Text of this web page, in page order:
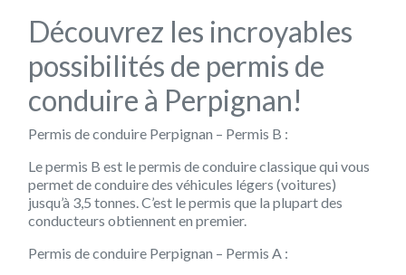
Découvrez les incroyables
possibilités de permis de
conduire à Perpignan!
Permis de conduire Perpignan – Permis B :
Le permis B est le permis de conduire classique qui vous
permet de conduire des véhicules légers (voitures)
jusqu’à 3,5 tonnes. C’est le permis que la plupart des
conducteurs obtiennent en premier.
Permis de conduire Perpignan – Permis A :